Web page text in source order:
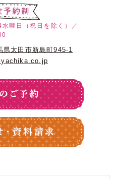
曜日（祝日を除く）／
太田市新島町945-1